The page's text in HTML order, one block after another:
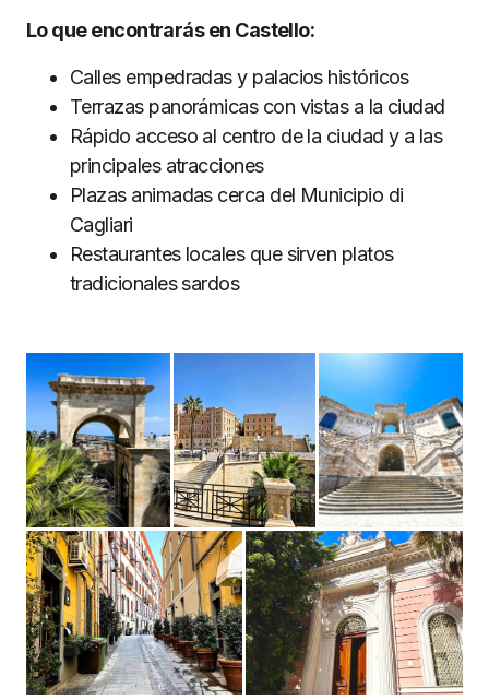
Lo que encontrarás en Castello:
Calles empedradas y palacios históricos
Terrazas panorámicas con vistas a la ciudad
Rápido acceso al centro de la ciudad y a las
principales atracciones
Plazas animadas cerca del Municipio di
Cagliari
Restaurantes locales que sirven platos
tradicionales sardos